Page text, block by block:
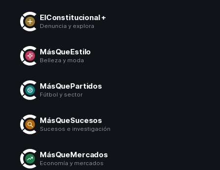
ElConstitucional +
Denuncia y explora
MásQueEstilo
Belleza y moda
MásQuePartidos
Fútbol y sector
MásQueSucesos
Sucesos e investigación
MásQueMercados
Economía y mercados